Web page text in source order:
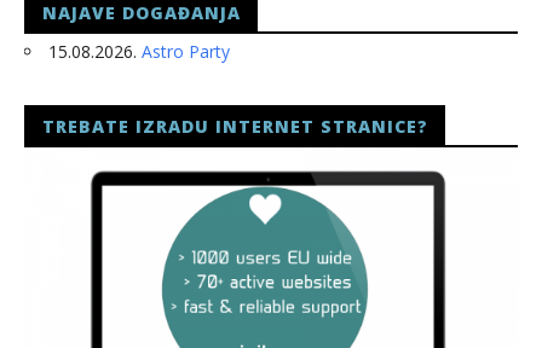
NAJAVE DOGAĐANJA
15.08.2026. Astro Party
TREBATE IZRADU INTERNET STRANICE?